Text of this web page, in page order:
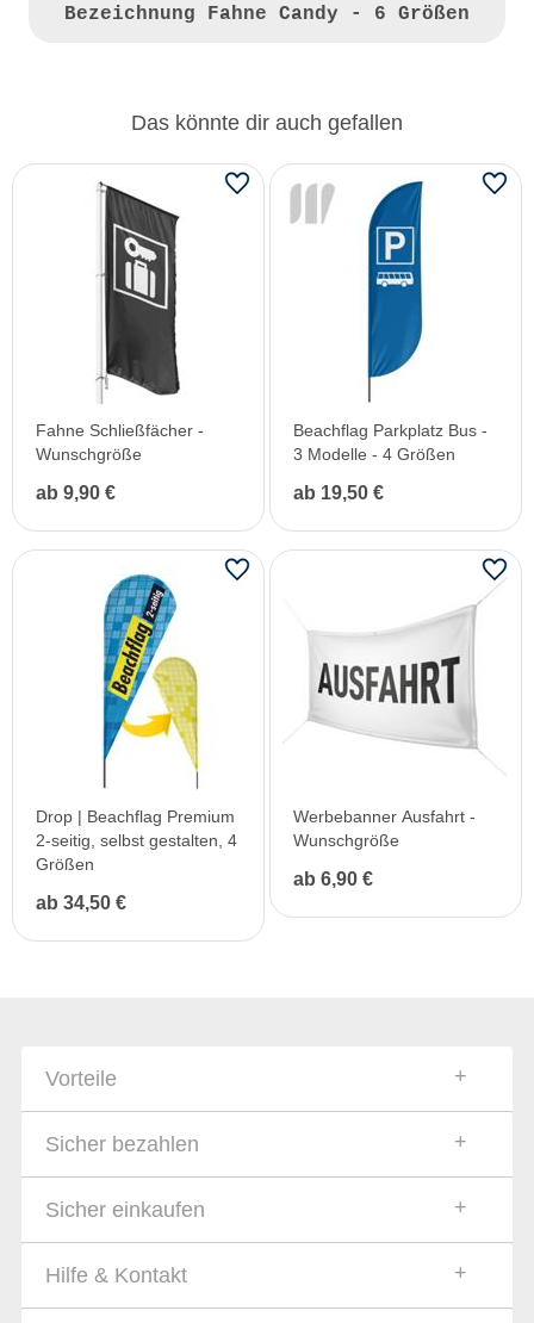
Bezeichnung Fahne Candy - 6 Größen
Das könnte dir auch gefallen
Fahne Schließfächer -
Wunschgröße
ab 9,90 €
Beachflag Parkplatz Bus -
3 Modelle - 4 Größen
ab 19,50 €
Drop | Beachflag Premium
2-seitig, selbst gestalten, 4
Größen
ab 34,50 €
Werbebanner Ausfahrt -
Wunschgröße
ab 6,90 €
Vorteile
Sicher bezahlen
Sicher einkaufen
Hilfe & Kontakt